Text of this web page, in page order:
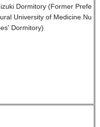
Dormitory (Former Prefe
University of Medicine Nu
Dormitory)